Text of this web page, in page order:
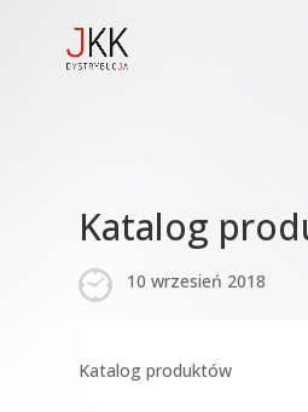
Katalog
10 wrzesień 2018
Katalog produktów